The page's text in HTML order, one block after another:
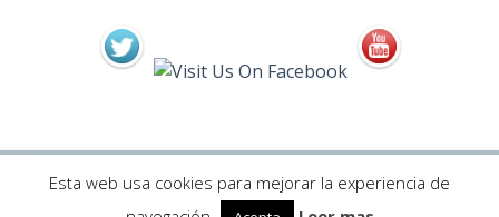
subsidiaria
Funciona con WordPress·Tema Toivo Lite por
Esta web usa cookies para mejorar la experiencia de